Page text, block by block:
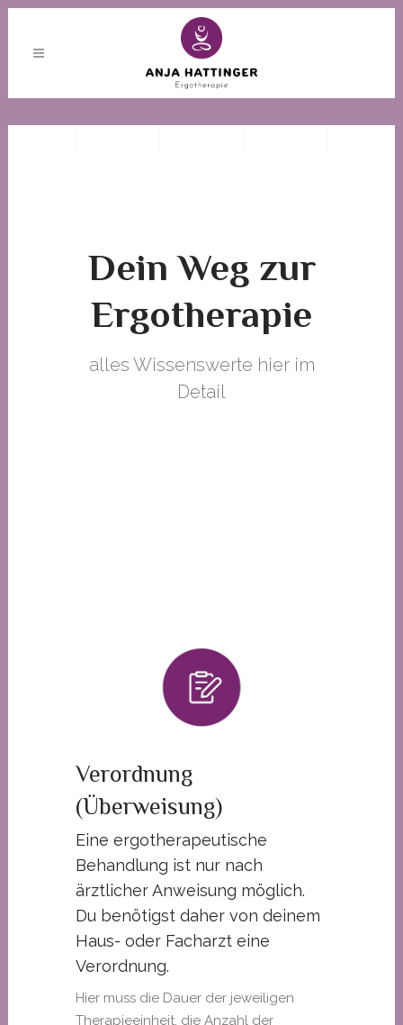
Dein Weg zur
Ergotherapie
alles Wissenswerte hier im
Detail
Verordnung
(Überweisung)
Eine ergotherapeutische
Behandlung ist nur nach
ärztlicher Anweisung möglich.
Du benötigst daher von deinem
Haus- oder Facharzt eine
Verordnung.
Hier muss die Dauer der jeweiligen
Therapieeinheit, die Anzahl der